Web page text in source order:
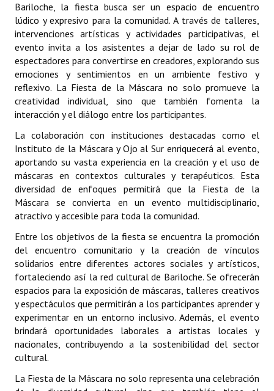
Actas de Audiencias Públicas
NORMATIVA
Comunicaciones
Declaraciones
Resoluciones
Resoluciones de Presidencia
INSTITUCIONAL
Antiguos Pobladores
Noticias Destacadas
Registros y Distinciones
Datos Históricos
Premio al Mérito - Registro
Audiencias Públicas - Registro
Mujeres que Dejaron Huellas - Registro
Bariloche, la fiesta busca ser un espacio de encuentro
lúdico y expresivo para la comunidad. A través de talleres,
intervenciones artísticas y actividades participativas, el
evento invita a los asistentes a dejar de lado su rol de
espectadores para convertirse en creadores, explorando sus
emociones y sentimientos en un ambiente festivo y
reflexivo. La Fiesta de la Máscara no solo promueve la
creatividad individual, sino que también fomenta la
interacción y el diálogo entre los participantes.
La colaboración con instituciones destacadas como el
Instituto de la Máscara y Ojo al Sur enriquecerá al evento,
aportando su vasta experiencia en la creación y el uso de
máscaras en contextos culturales y terapéuticos. Esta
diversidad de enfoques permitirá que la Fiesta de la
Máscara se convierta en un evento multidisciplinario,
atractivo y accesible para toda la comunidad.
Entre los objetivos de la fiesta se encuentra la promoción
del encuentro comunitario y la creación de vínculos
solidarios entre diferentes actores sociales y artísticos,
fortaleciendo así la red cultural de Bariloche. Se ofrecerán
espacios para la exposición de máscaras, talleres creativos
y espectáculos que permitirán a los participantes aprender y
experimentar en un entorno inclusivo. Además, el evento
brindará oportunidades laborales a artistas locales y
nacionales, contribuyendo a la sostenibilidad del sector
cultural.
La Fiesta de la Máscara no solo representa una celebración